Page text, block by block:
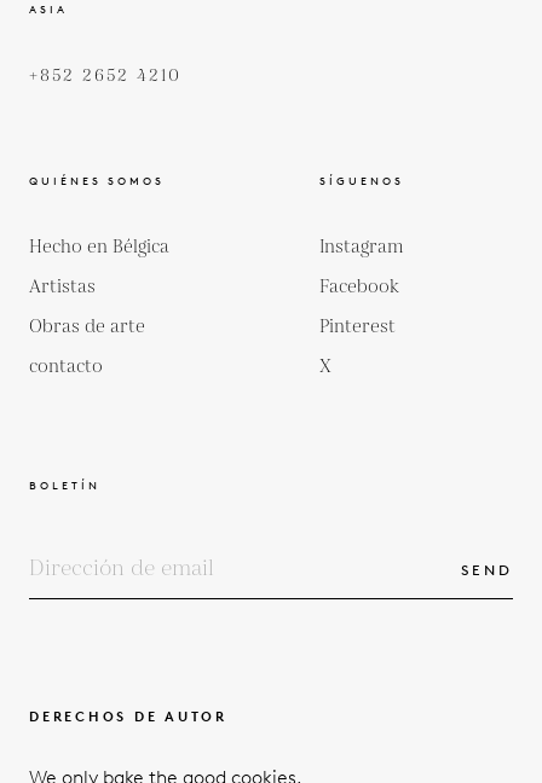
ASIA
+852 2652 4210
QUIÉNES SOMOS
Hecho en Bélgica
Artistas
Obras de arte
contacto
SÍGUENOS
Instagram
Facebook
Pinterest
X
BOLETÍN
SEND
DERECHOS DE AUTOR
We only bake the good cookies.